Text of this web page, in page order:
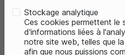
Stockage analytique
Ces cookies permettent le
d'informations liées à
notre site web, telles que
afin que nous puissions
Rupture de stock